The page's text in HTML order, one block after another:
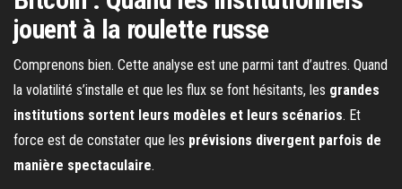
jouent à la roulette russe
Comprenons bien. Cette analyse est une parmi tant d’autres. Quand
la volatilité s’installe et que les flux se font hésitants, les grandes
institutions sortent leurs modèles et leurs scénarios. Et
force est de constater que les prévisions divergent parfois de
manière spectaculaire.